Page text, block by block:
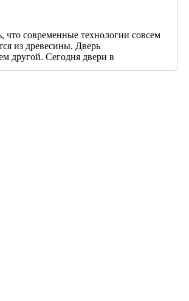
современные технологии совсем
из древесины. Дверь
другой. Сегодня двери в